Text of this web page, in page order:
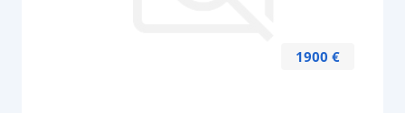
1900 €